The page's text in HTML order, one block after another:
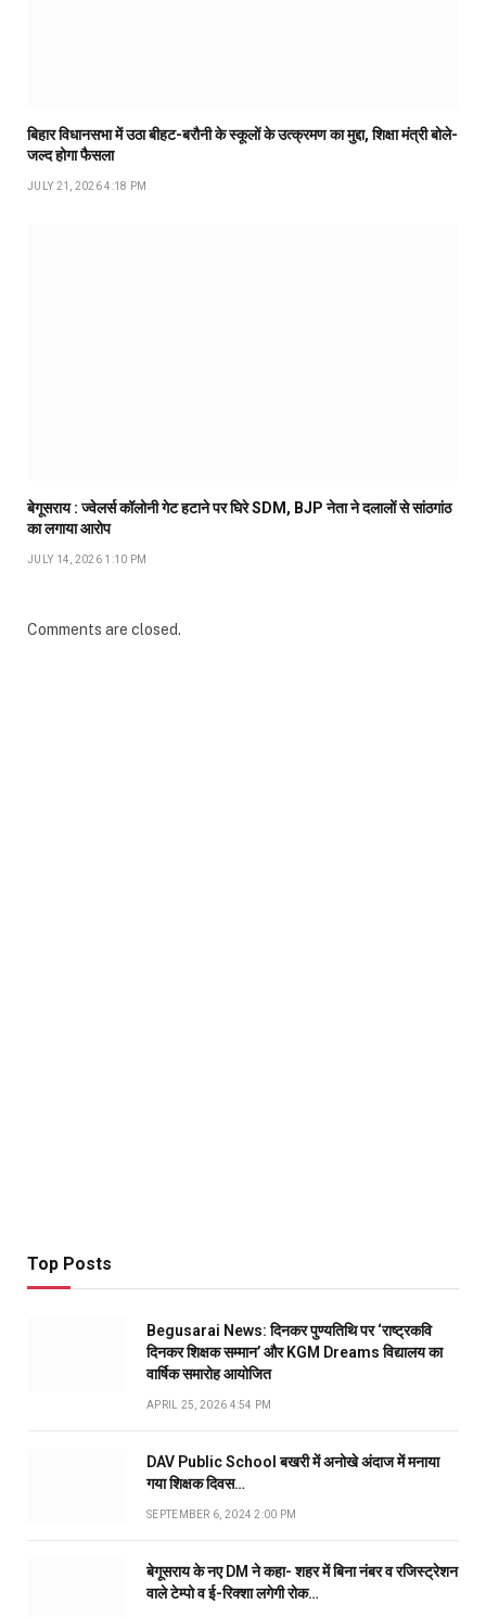
बिहार विधानसभा में उठा बीहट-बरौनी के स्कूलों के उत्क्रमण का मुद्दा, शिक्षा मंत्री बोले-
जल्द होगा फैसला
JULY 21, 2026 4:18 PM
बेगूसराय : ज्वेलर्स कॉलोनी गेट हटाने पर घिरे SDM, BJP नेता ने दलालों से सांठगांठ
का लगाया आरोप
JULY 14, 2026 1:10 PM
Comments are closed.
Top Posts
Begusarai News: दिनकर पुण्यतिथि पर ‘राष्ट्रकवि
दिनकर शिक्षक सम्मान’ और KGM Dreams विद्यालय का
वार्षिक समारोह आयोजित
APRIL 25, 2026 4:54 PM
DAV Public School बखरी में अनोखे अंदाज में मनाया
गया शिक्षक दिवस…
SEPTEMBER 6, 2024 2:00 PM
बेगूसराय के नए DM ने कहा- शहर में बिना नंबर व रजिस्ट्रेशन
वाले टेम्पो व ई-रिक्शा लगेगी रोक…